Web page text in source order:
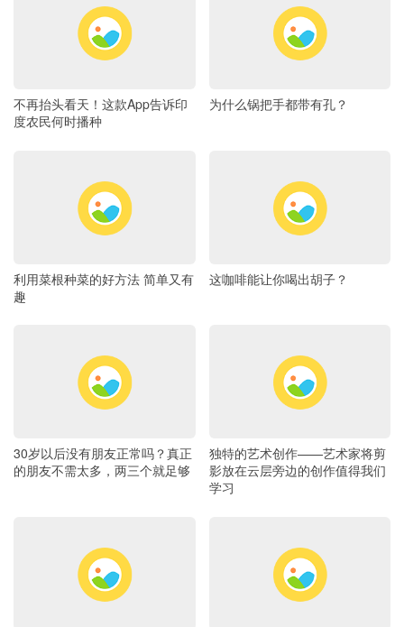
不再抬头看天！这款App告诉印
度农民何时播种
为什么锅把手都带有孔？
利用菜根种菜的好方法 简单又有
趣
这咖啡能让你喝出胡子？
30岁以后没有朋友正常吗？真正
的朋友不需太多，两三个就足够
独特的艺术创作——艺术家将剪
影放在云层旁边的创作值得我们
学习